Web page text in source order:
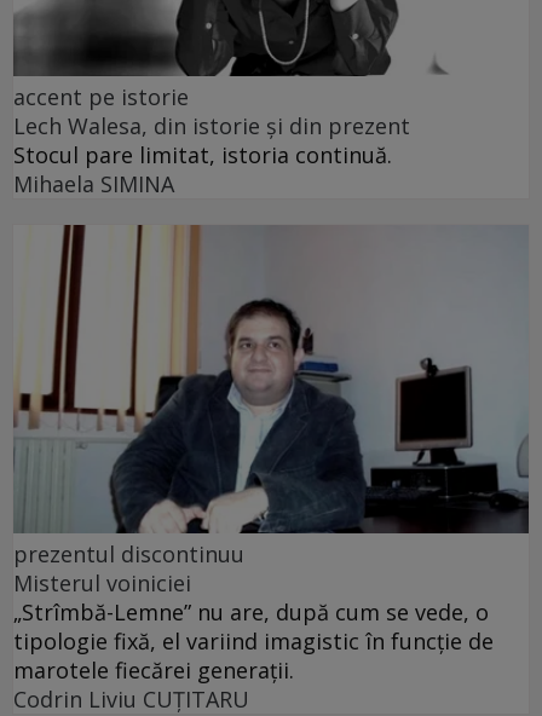
accent pe istorie
Lech Walesa, din istorie și din prezent
Stocul pare limitat, istoria continuă.
Mihaela SIMINA
prezentul discontinuu
Misterul voiniciei
„Strîmbă-Lemne” nu are, după cum se vede, o
tipologie fixă, el variind imagistic în funcţie de
marotele fiecărei generaţii.
Codrin Liviu CUŢITARU